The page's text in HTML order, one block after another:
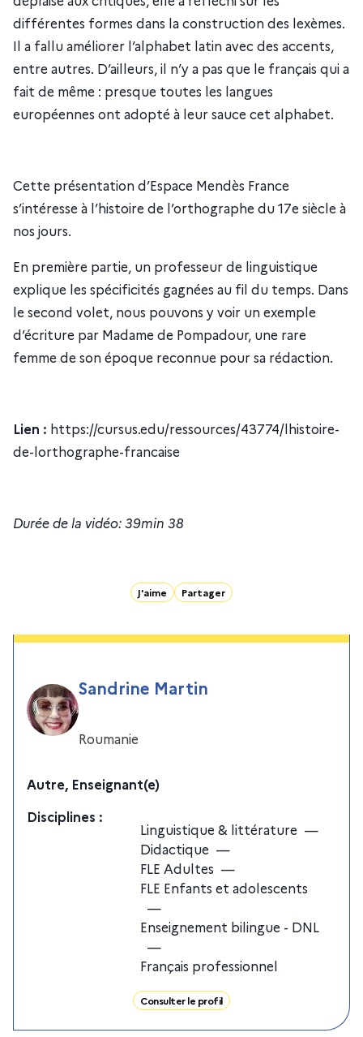
différentes formes dans la construction des lexèmes.
Il a fallu améliorer l’alphabet latin avec des accents,
entre autres. D’ailleurs, il n’y a pas que le français qui a
fait de même : presque toutes les langues
européennes ont adopté à leur sauce cet alphabet.
Cette présentation d’Espace Mendès France
s’intéresse à l’histoire de l’orthographe du 17e siècle à
nos jours.
En première partie, un professeur de linguistique
explique les spécificités gagnées au fil du temps. Dans
le second volet, nous pouvons y voir un exemple
d’écriture par Madame de Pompadour, une rare
femme de son époque reconnue pour sa rédaction.
Lien : https://cursus.edu/ressources/43774/lhistoire-
de-lorthographe-francaise
Durée de la vidéo: 39min 38
J'aime Partager
Sandrine Martin
Roumanie
Autre, Enseignant(e)
Disciplines :
Linguistique & littérature —
Didactique —
FLE Adultes —
FLE Enfants et adolescents
—
Enseignement bilingue - DNL
—
Français professionnel
Consulter le profil